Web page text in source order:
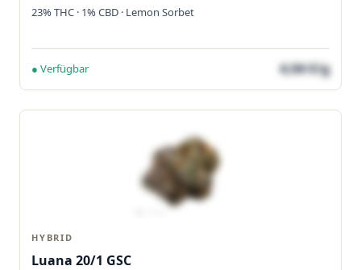
23% THC · 1% CBD · Lemon Sorbet
● Verfügbar 4,04 €/g
HYBRID
Luana 20/1 GSC